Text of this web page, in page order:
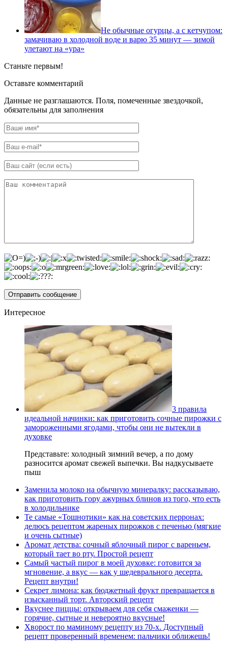
Не обычные огурцы, а с кетчупом:
замачиваю в холодной воде и варю 35 минут — зимой
улетают на «ура»
Станьте первым!
Оставьте комментарий
Данные не разглашаются. Поля, помеченные звездочкой,
обязательны для заполнения
Интересное
3 правила
идеальной начинки: как приготовить сочные пирожки с
замороженными ягодами, чтобы они не вытекли в
духовке
Представьте: холодный зимний вечер, а по дому
разносится аромат свежей выпечки. Вы надкусываете
пыш
Заменила молоко на обычную минералку: рассказываю,
как приготовить гору ажурных блинов из того, что есть
в холодильнике
Те самые «Тошнотики» как на советских перронах:
делюсь рецептом жареных пирожков с печенью (мягкие
и очень сытные)
Аромат детства: сочный яблочный пирог с вареньем,
который тает во рту. Простой рецепт
Самый частый пирог в моей духовке: готовится за
мгновение, а вкус — как у шедеврального десерта.
Рецепт внутри!
Секрет лимона: как бюджетный фрукт превращается в
изысканный торт. Авторский рецепт
Вкуснее пиццы: открываем для себя смаженки —
горячие, сытные и невероятно вкусные!
Хворост по маминому рецепту из 70-х. Доступный
рецепт проверенный временем: пальчики оближешь!